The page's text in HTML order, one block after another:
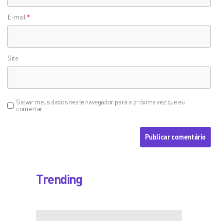
E-mail *
Site
Salvar meus dados neste navegador para a próxima vez que eu
comentar.
Trending